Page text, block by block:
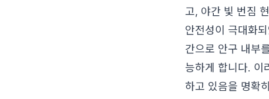
고, 야간 빛 번짐
안전성이 극대화
간으로 안구 내부
능하게 합니다. 이
하고 있음을 명확